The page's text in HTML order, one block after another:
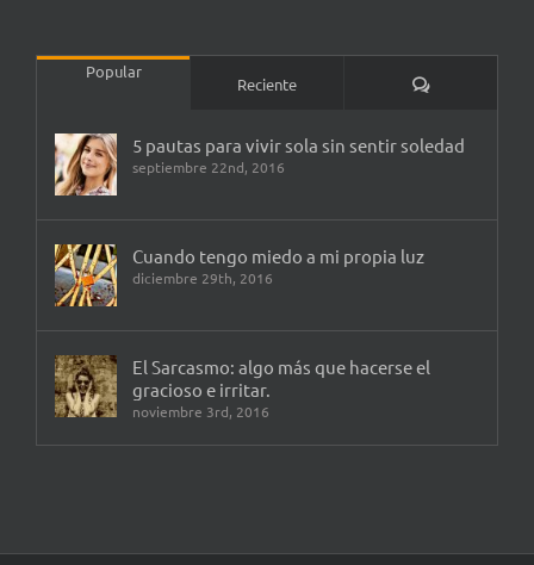
Popular
Reciente Comentarios
5 pautas para vivir sola sin sentir soledad
septiembre 22nd, 2016
Cuando tengo miedo a mi propia luz
diciembre 29th, 2016
El Sarcasmo: algo más que hacerse el
gracioso e irritar.
noviembre 3rd, 2016